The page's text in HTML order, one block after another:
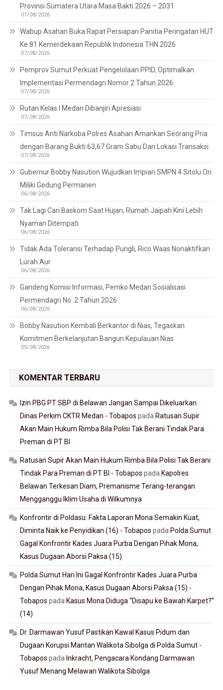
Provinsi Sumatera Utara Masa Bakti 2026 – 2031
07/08/2026
Wabup Asahan Buka Rapat Persiapan Panitia Peringatan HUT
Ke 81 Kemerdekaan Republik Indonesia THN 2026
07/08/2026
Pemprov Sumut Perkuat Pengelolaan PPID, Optimalkan
Implementasi Permendagri Nomor 2 Tahun 2026
07/08/2026
Rutan Kelas I Medan Dibanjiri Apresiasi
07/08/2026
Timsus Anti Narkoba Polres Asahan Amankan Seorang Pria
dengan Barang Bukti 63,67 Gram Sabu Dari Lokasi Transaksi
07/08/2026
Gubernur Bobby Nasution Wujudkan Impian SMPN 4 Sitolu Ori
Miliki Gedung Permanen
06/08/2026
Tak Lagi Cari Baskom Saat Hujan, Rumah Jaipah Kini Lebih
Nyaman Ditempati
06/08/2026
Tidak Ada Toleransi Terhadap Pungli, Rico Waas Nonaktifkan
Lurah Aur
06/08/2026
Gandeng Komisi Informasi, Pemko Medan Sosialisasi
Permendagri No. 2 Tahun 2026
06/08/2026
Bobby Nasution Kembali Berkantor di Nias, Tegaskan
Komitmen Berkelanjutan Bangun Kepulauan Nias
05/08/2026
KOMENTAR TERBARU
Izin PBG PT SBP di Belawan Jangan Sampai Dikeluarkan
Dinas Perkim CKTR Medan - Tobapos pada Ratusan Supir
Akan Main Hukum Rimba Bila Polisi Tak Berani Tindak Para
Preman di PT BI
Ratusan Supir Akan Main Hukum Rimba Bila Polisi Tak Berani
Tindak Para Preman di PT BI - Tobapos pada Kapolres
Belawan Terkesan Diam, Premanisme Terang-terangan
Mengganggu Iklim Usaha di Wilkumnya
Konfrontir di Poldasu: Fakta Laporan Mona Semakin Kuat,
Diminta Naik ke Penyidikan (16) - Tobapos pada Polda Sumut
Gagal Konfrontir Kades Juara Purba Dengan Pihak Mona,
Kasus Dugaan Aborsi Paksa (15)
Polda Sumut Hari Ini Gagal Konfrontir Kades Juara Purba
Dengan Pihak Mona, Kasus Dugaan Aborsi Paksa (15) -
Tobapos pada Kasus Mona Diduga “Disapu ke Bawah Karpet?”
(14)
Dr. Darmawan Yusuf Pastikan Kawal Kasus Pidum dan
Dugaan Korupsi Mantan Walikota Sibolga di Polda Sumut -
Tobapos pada Inkracht, Pengacara Kondang Darmawan
Yusuf Menang Melawan Walikota Sibolga